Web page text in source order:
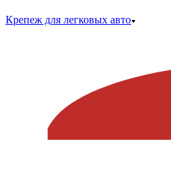
Крепеж для легковых авто